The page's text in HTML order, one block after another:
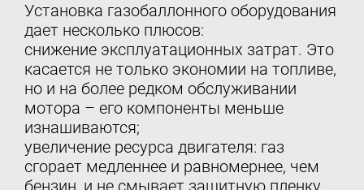
Установка газобаллонного оборудования
дает несколько плюсов:
снижение эксплуатационных затрат. Это
касается не только экономии на топливе,
но и на более редком обслуживании
мотора – его компоненты меньше
изнашиваются;
увеличение ресурса двигателя: газ
сгорает медленнее и равномернее, чем
бензин, и не смывает защитную пленку